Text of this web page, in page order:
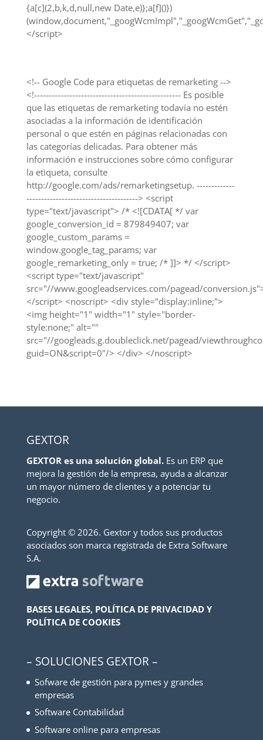
{a[c](2,b,k,d,null,new Date,e)};a[f]()})
</script>
<!-- Google Code para etiquetas de remarketing -->
<!-------------------------------------------------- Es posible
que las etiquetas de remarketing todavía no estén
asociadas a la información de identificación
personal o que estén en páginas relacionadas con
las categorías delicadas. Para obtener más
información e instrucciones sobre cómo configurar
la etiqueta, consulte
http://google.com/ads/remarketingsetup. -------------
--------------------------------------> <script
type="text/javascript"> /* <![CDATA[ */ var
google_conversion_id = 879849407; var
google_custom_params =
window.google_tag_params; var
google_remarketing_only = true; /* ]]> */ </script>
<script type="text/javascript"
src="//www.googleadservices.com/pagead/
</script> <noscript> <div style="display:inline;">
<img height="1" width="1" style="border-
style:none;" alt=""
src="//googleads.g.doubleclick.net/pagead/
guid=ON&script=0"/> </div> </noscript>
GEXTOR
GEXTOR es una solución global.Es un ERP que
mejora la gestión de la empresa, ayuda a alcanzar
un mayor número de clientes y a potenciar tu
negocio.
Copyright © 2026. Gextor y todos sus productos
asociados son marca registrada de Extra Software
S.A.
BASES LEGALES, POLÍTICA DE PRIVACIDAD Y
POLÍTICA DE COOKIES
– SOLUCIONES GEXTOR –
Sofware de gestión para pymes y grandes
empresas
Software Contabilidad
Software online para empresas